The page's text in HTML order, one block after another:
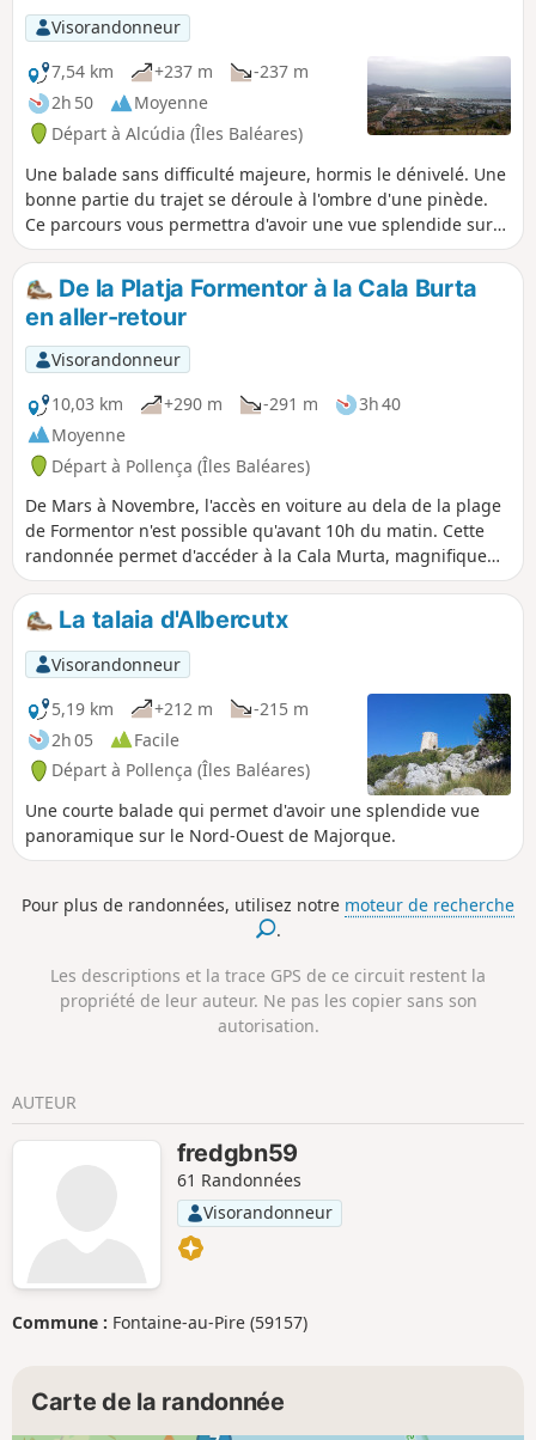
Visorandonneur
7,54 km
+237 m
-237 m
2h 50
Moyenne
Départ à Alcúdia (Îles Baléares)
Une balade sans difficulté majeure, hormis le dénivelé. Une
bonne partie du trajet se déroule à l'ombre d'une pinède.
Ce parcours vous permettra d'avoir une vue splendide sur
la péninsule d'Alcudia à Majorque.
De la Platja Formentor à la Cala Burta
en aller-retour
Visorandonneur
10,03 km
+290 m -291 m
3h 40
Moyenne
Départ à Pollença (Îles Baléares)
De Mars à Novembre, l'accès en voiture au dela de la plage
de Formentor n'est possible qu'avant 10h du matin. Cette
randonnée permet d'accéder à la Cala Murta, magnifique
petite crique isolée au milieu de nulle part.
La talaia d'Albercutx
Visorandonneur
5,19 km
+212 m
-215 m
2h 05
Facile
Départ à Pollença (Îles Baléares)
Une courte balade qui permet d'avoir une splendide vue
panoramique sur le Nord-Ouest de Majorque.
Pour plus de randonnées, utilisez notre moteur de recherche
.
Les descriptions et la trace GPS de ce circuit restent la
propriété de leur auteur. Ne pas les copier sans son
autorisation.
AUTEUR
fredgbn59
61 Randonnées
Visorandonneur
Commune : Fontaine-au-Pire (59157)
Carte de la randonnée